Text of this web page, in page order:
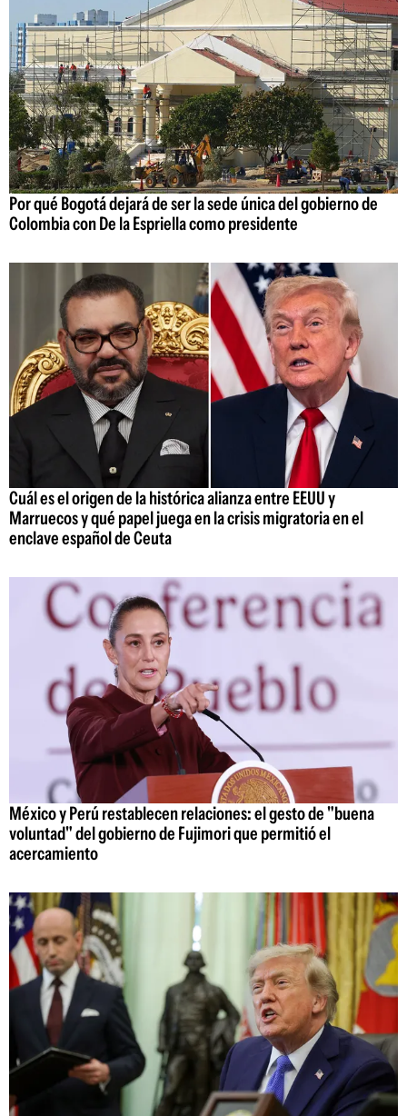
Por qué Bogotá dejará de ser la sede única del gobierno de
Colombia con De la Espriella como presidente
Cuál es el origen de la histórica alianza entre EEUU y
Marruecos y qué papel juega en la crisis migratoria en el
enclave español de Ceuta
México y Perú restablecen relaciones: el gesto de "buena
voluntad" del gobierno de Fujimori que permitió el
acercamiento